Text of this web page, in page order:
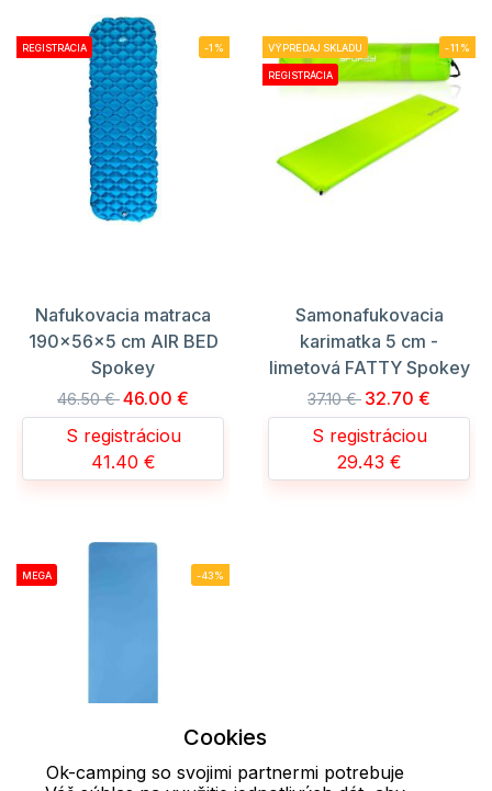
REGISTRÁCIA -1%
Nafukovacia matraca
190x56x5 cm AIR BED
Spokey
46.50 €46.00 €
S registráciou
41.40 €
VÝPREDAJ SKLADU
REGISTRÁCIA
-11%
Samonafukovacia
karimatka 5 cm -
limetová FATTY Spokey
37.10 € 32.70 €
S registráciou
29.43 €
MEGA -43%
Cookies
Ok-camping so svojimi partnermi potrebuje